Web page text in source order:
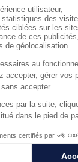
440 l
: 1000 kg
mm
mm
mm